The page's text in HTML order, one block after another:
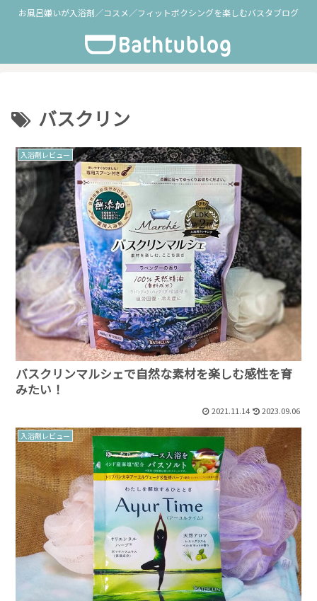
お風呂嫌いが入浴剤／コスメ／フィットボクシングを楽しむバスタブログ
バスクリン
入浴剤レビュー
バスクリンマルシェで自然な素材を楽しむ感性を育
みたい！
2021.11.14 2023.09.06
入浴剤レビュー